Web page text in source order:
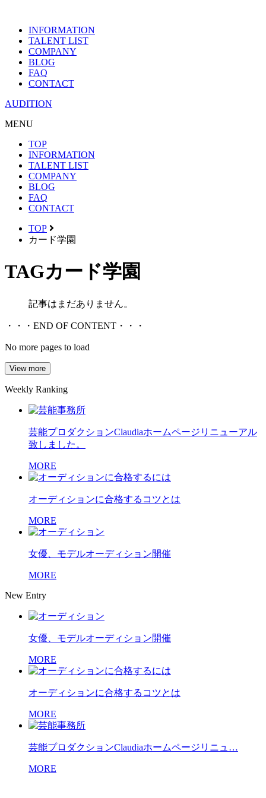
INFORMATION
TALENT LIST
COMPANY
BLOG
FAQ
CONTACT
AUDITION
MENU
TOP
INFORMATION
TALENT LIST
COMPANY
BLOG
FAQ
CONTACT
TOP
カード学園
TAGカード学園
記事はまだありません。
・・・END OF CONTENT・・・
No more pages to load
View more
Weekly Ranking
芸能プロダクションClaudiaホームページリニューアル
致しました。
MORE
オーディションに合格するコツとは
MORE
女優、モデルオーディション開催
MORE
New Entry
女優、モデルオーディション開催
MORE
オーディションに合格するコツとは
MORE
芸能プロダクションClaudiaホームページリニュ…
MORE